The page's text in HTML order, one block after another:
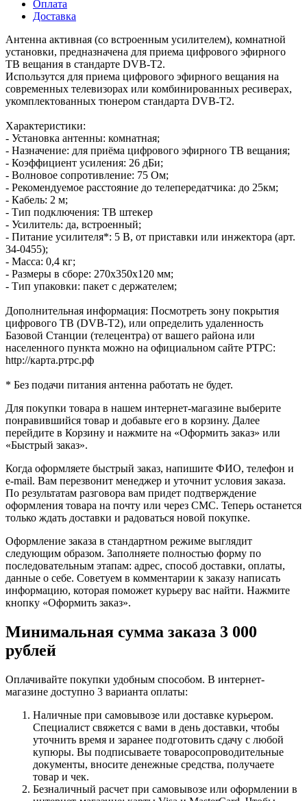
Оплата
Доставка
Антенна активная (со встроенным усилителем), комнатной
установки, предназначена для приема цифрового эфирного
ТВ вещания в стандарте DVB-T2.
Использутся для приема цифрового эфирного вещания на
современных телевизорах или комбинированных ресиверах,
укомплектованных тюнером стандарта DVB-T2.
Характеристики:
- Установка антенны: комнатная;
- Назначение: для приёма цифрового эфирного ТВ вещания;
- Коэффициент усиления: 26 дБи;
- Волновое сопротивление: 75 Ом;
- Рекомендуемое расстояние до телепередатчика: до 25км;
- Кабель: 2 м;
- Тип подключения: ТВ штекер
- Усилитель: да, встроенный;
- Питание усилителя*: 5 В, от приставки или инжектора (арт.
34-0455);
- Масса: 0,4 кг;
- Размеры в сборе: 270х350х120 мм;
- Тип упаковки: пакет с держателем;
Дополнительная информация: Посмотреть зону покрытия
цифрового ТВ (DVB-T2), или определить удаленность
Базовой Станции (телецентра) от вашего района или
населенного пункта можно на официальном сайте РТРС:
http://карта.ртрс.рф
* Без подачи питания антенна работать не будет.
Для покупки товара в нашем интернет-магазине выберите
понравившийся товар и добавьте его в корзину. Далее
перейдите в Корзину и нажмите на «Оформить заказ» или
«Быстрый заказ».
Когда оформляете быстрый заказ, напишите ФИО, телефон и
e-mail. Вам перезвонит менеджер и уточнит условия заказа.
По результатам разговора вам придет подтверждение
оформления товара на почту или через СМС. Теперь останется
только ждать доставки и радоваться новой покупке.
Оформление заказа в стандартном режиме выглядит
следующим образом. Заполняете полностью форму по
последовательным этапам: адрес, способ доставки, оплаты,
данные о себе. Советуем в комментарии к заказу написать
информацию, которая поможет курьеру вас найти. Нажмите
кнопку «Оформить заказ».
Минимальная сумма заказа 3 000
рублей
Оплачивайте покупки удобным способом. В интернет-
магазине доступно 3 варианта оплаты:
Наличные при самовывозе или доставке курьером.
Специалист свяжется с вами в день доставки, чтобы
уточнить время и заранее подготовить сдачу с любой
купюры. Вы подписываете товаросопроводительные
документы, вносите денежные средства, получаете
товар и чек.
Безналичный расчет при самовывозе или оформлении в